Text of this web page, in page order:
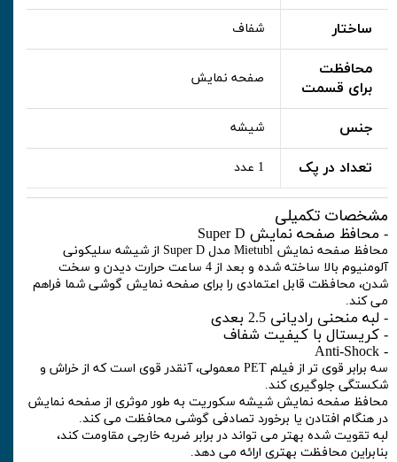
ساختار شفاف
محافظت
برای قسمت
صفحه نمایش
جنس شیشه
تعداد در پک 1 عدد
مشخصات تکمیلی
- محافظ صفحه نمایش Super D
محافظ صفحه نمایش Mietubl مدل Super D از شیشه سلیکونی
آلومنیوم بالا ساخته شده و بعد از 4 ساعت حرارت دیدن و سخت
شدن، محافظت قابل اعتمادی را برای صفحه نمایش گوشی شما فراهم
می کند.
- لبه منحنی رادیانی 2.5 بعدی
- کریستال با کیفیت شفاف
- Anti-Shock
سه برابر قوی تر از فیلم PET معمولی، آنقدر قوی است که از خراش و
شکستگی جلوگیری کند.
محافظ صفحه نمایش شیشه سکوریت به طور موثری از صفحه نمایش
در هنگام افتادن یا برخورد تصادفی گوشی محافظت می کند.
لبه تقویت شده بهتر می تواند در برابر ضربه خارجی مقاومت کند،
بنابراین محافظت بهتری ارائه می دهد.